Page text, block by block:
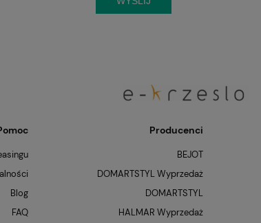
Blog
FAQ
Producenci
BEJOT
DOMARTSTYL Wyprzedaż
DOMARTSTYL
HALMAR Wyprzedaż